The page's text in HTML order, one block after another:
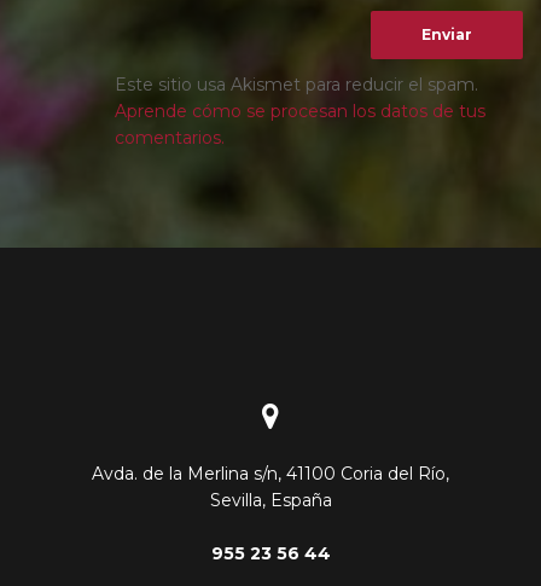
Este sitio usa Akismet para reducir el spam.
Aprende cómo se procesan los datos de tus
comentarios.
Avda. de la Merlina s/n, 41100 Coria del Río,
Sevilla, España
955 23 56 44